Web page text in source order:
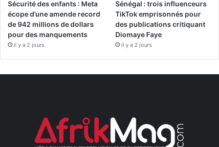
Sécurité des enfants : Meta
écope d’une amende record
de 942 millions de dollars
pour des manquements
il y a 2 jours
Sénégal : trois influenceurs
TikTok emprisonnés pour
des publications critiquant
Diomaye Faye
il y a 2 jours